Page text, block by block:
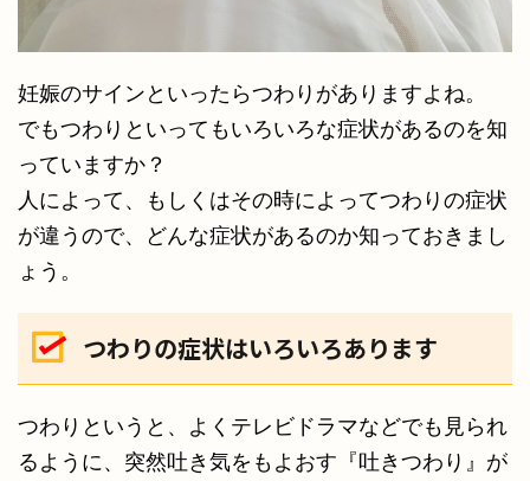
妊娠のサインといったらつわりがありますよね。
でもつわりといってもいろいろな症状があるのを知
っていますか？
人によって、もしくはその時によってつわりの症状
が違うので、どんな症状があるのか知っておきまし
ょう。
つわりの症状はいろいろあります
つわりというと、よくテレビドラマなどでも見られ
るように、突然吐き気をもよおす『吐きつわり』が